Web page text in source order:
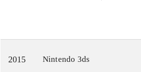
2015 Nintendo 3ds